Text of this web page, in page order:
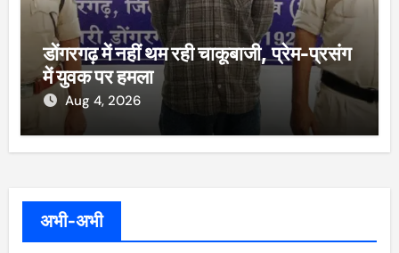
डोंगरगढ़ में नहीं थम रही चाकूबाजी, प्रेम-प्रसंग
में युवक पर हमला
Aug 4, 2026
अभी-अभी